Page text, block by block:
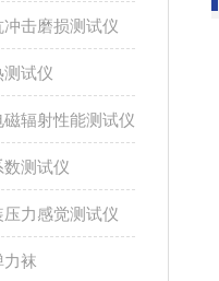
冲击磨损测试仪
试仪
磁辐射性能测试仪
测试仪
压力感觉测试仪
力袜